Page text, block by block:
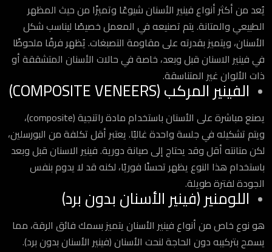
يُعد من أكثر أنواع فينير الأسنان شيوعًا وتميزًا من حيث المظهر
الطبيعي والمتانة. يتم تصنيعه في المعمل خصيصًا ليناسب شكل
الأسنان، ويتميز بقدرته على مقاومة التصبغات. يُظهر فرقًا ملحوظًا
في فينير الاسنان قبل وبعد، خاصة في حالات الأسنان المتشققة أو
ذات الألوان غير المتناسقة.
الفينير المركب (COMPOSITE VENEERS)
يصنع مباشرة على الأسنان باستخدام مادة راتنجية (composite)،
ويتم تشكيله في جلسة واحدة غالبًا. يعتبر أقل تكلفة من البورسلين،
لكن متانته أقل وقد يحتاج إلى صيانة دورية. فينير الاسنان قبل وبعد
باستخدام هذا النوع يظهر تحسنًا فوريًا، لكنه قد لا يدوم بنفس
الجودة لفترة طويلة.
اللومنير (فينير الأسنان بدون برد)
هو نوع خاص من أنواع فينير الأسنان يتميز بسمك فائق الرقة، مما
يسمح بتركيبه دون الحاجة لنحت الأسنان (فينير الأسنان بدون برد).